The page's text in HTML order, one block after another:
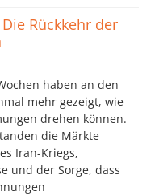
Rückkehr der
haben an den
mehr gezeigt, wie
drehen können.
die Märkte
Iran-Kriegs,
und der Sorge, dass